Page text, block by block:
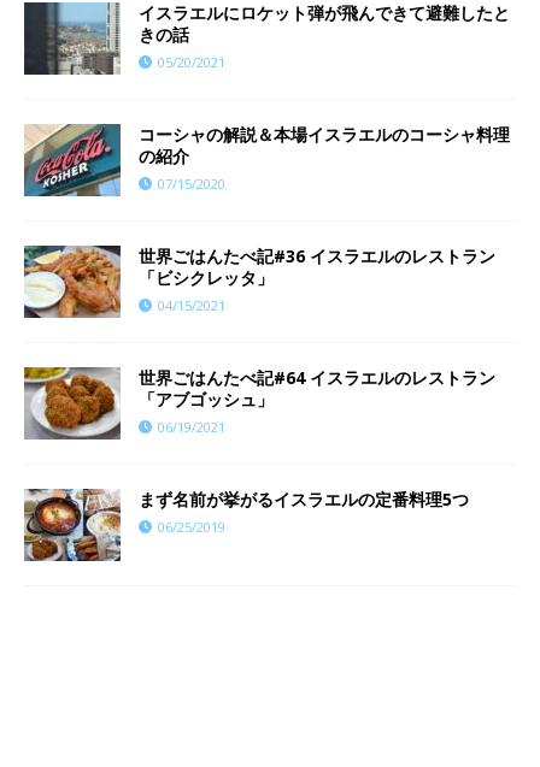
イスラエルにロケット弾が飛んできて避難したと
きの話
05/20/2021
コーシャの解説＆本場イスラエルのコーシャ料理
の紹介
07/15/2020
世界ごはんたべ記#36 イスラエルのレストラン
「ビシクレッタ」
04/15/2021
世界ごはんたべ記#64 イスラエルのレストラン
「アブゴッシュ」
06/19/2021
まず名前が挙がるイスラエルの定番料理5つ
06/25/2019